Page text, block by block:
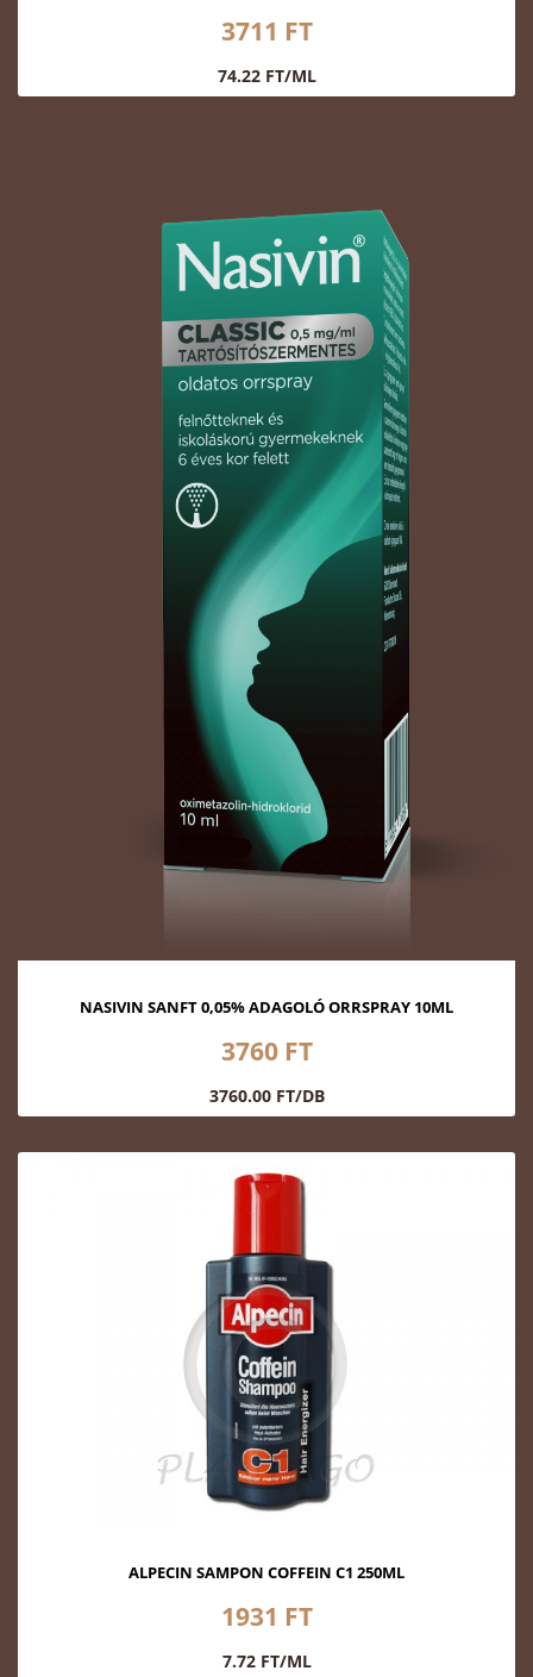
3711 FT
74.22 FT/ML
NASIVIN SANFT 0,05% ADAGOLÓ ORRSPRAY 10ML
3760 FT
3760.00 FT/DB
ALPECIN SAMPON COFFEIN C1 250ML
1931 FT
7.72 FT/ML